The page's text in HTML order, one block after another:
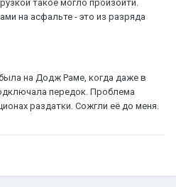
такое могло произойти.
на асфальте - это из разряда
на Додж Раме, когда даже в
передок. Проблема
раздатки. Сожгли её до меня.